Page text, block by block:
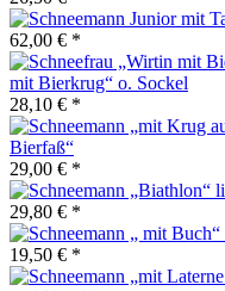
62,00 € *
mit Bierkrug“ o. Sockel
28,10 € *
Bierfaß“
29,00 € *
29,80 € *
19,50 € *